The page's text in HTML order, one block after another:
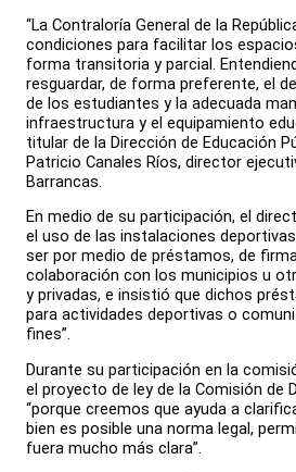
“La Contraloría General de la
condiciones para facilitar los
forma transitoria y parcial.
resguardar, de forma preferente, el
de los estudiantes y la adecuada
infraestructura y el equipamiento
titular de la Dirección de Educación
Patricio Canales Ríos, director
Barrancas.
En medio de su participación, el
el uso de las instalaciones
ser por medio de préstamos, de
colaboración con los municipios u
y privadas, e insistió que dichos
para actividades deportivas o
fines”.
Durante su participación en la
el proyecto de ley de la Comisión de
“porque creemos que ayuda a
bien es posible una norma legal,
fuera mucho más clara”.